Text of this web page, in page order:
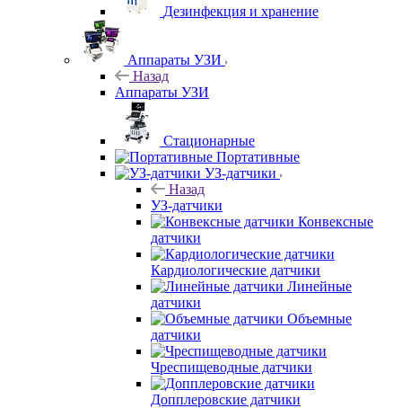
Дезинфекция и хранение
Аппараты УЗИ
Назад
Аппараты УЗИ
Стационарные
Портативные
УЗ-датчики
Назад
УЗ-датчики
Конвексные
датчики
Кардиологические датчики
Линейные
датчики
Объемные
датчики
Чреспищеводные датчики
Допплеровские датчики